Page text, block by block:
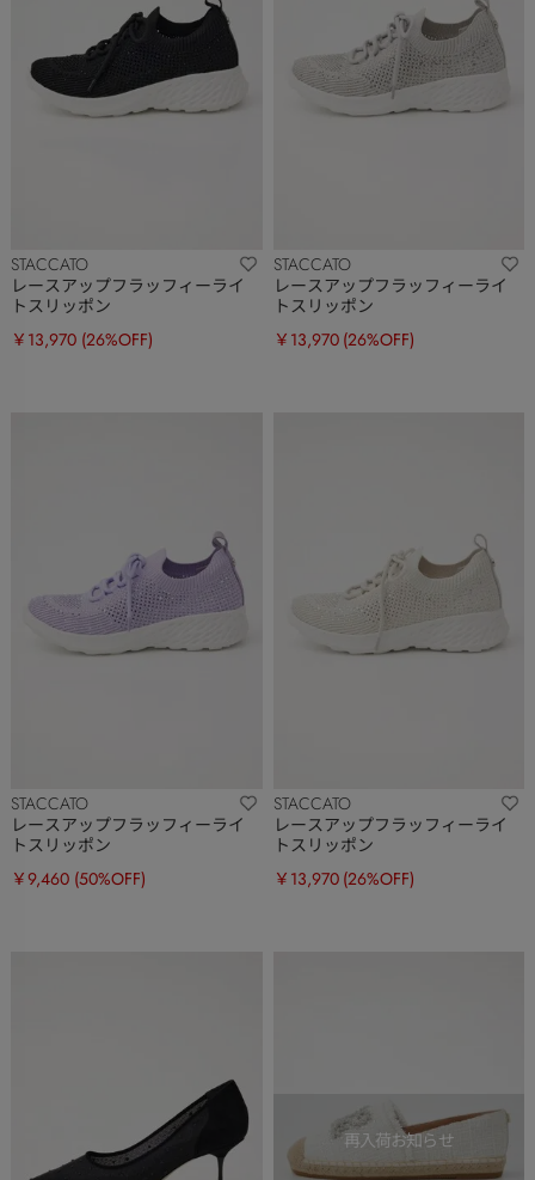
STACCATO
レースアップフラッフィーライ
トスリッポン
￥13,970 (26%OFF)
STACCATO
レースアップフラッフィーライ
トスリッポン
￥13,970 (26%OFF)
STACCATO
レースアップフラッフィーライ
トスリッポン
￥9,460 (50%OFF)
STACCATO
レースアップフラッフィーライ
トスリッポン
￥13,970 (26%OFF)